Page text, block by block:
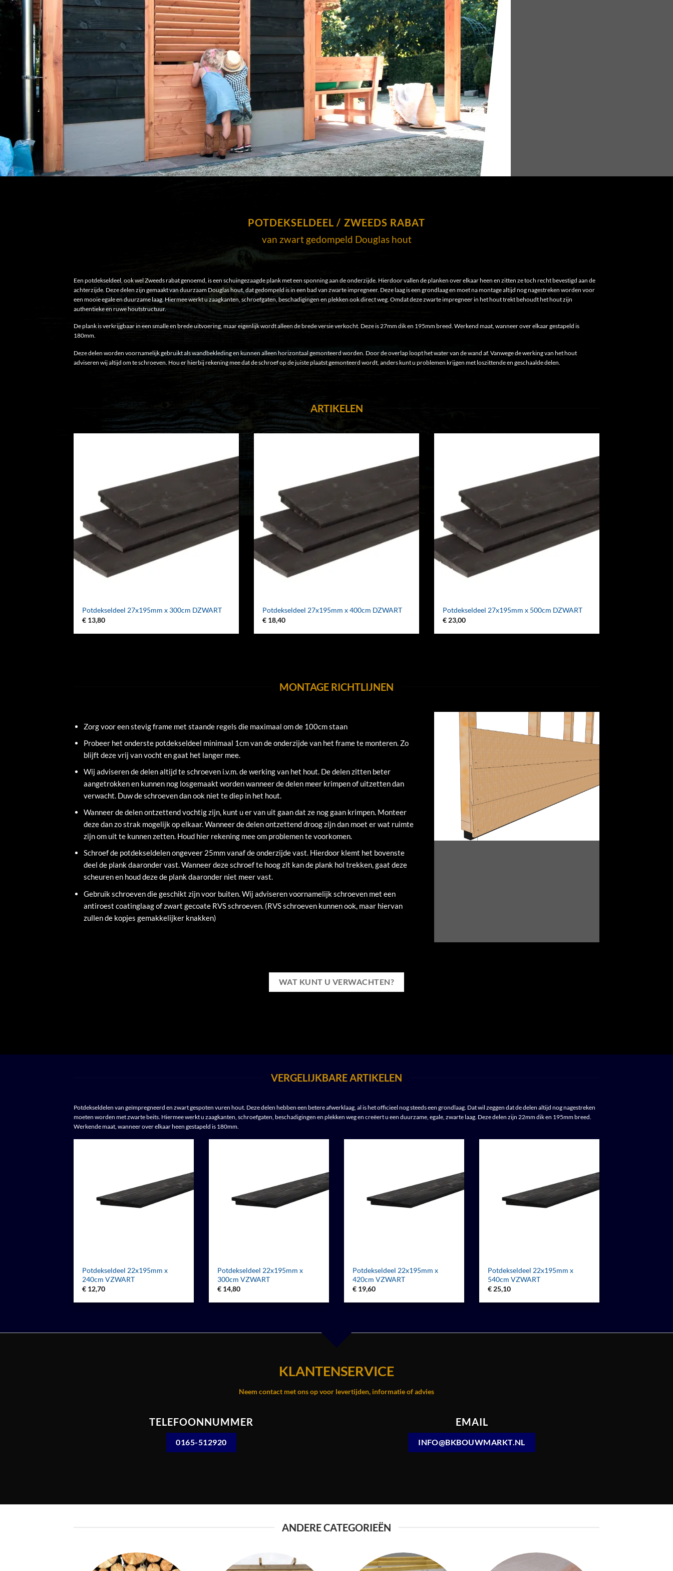
POTDEKSELDEEL / ZWEEDS RABAT
van zwart gedompeld Douglas hout
Een potdekseldeel, ook wel Zweeds rabat genoemd, is een schuingezaagde plank met een sponning aan de onderzijde. Hierdoor vallen de planken over elkaar heen en zitten ze toch recht bevestigd aan de
achterzijde. Deze delen zijn gemaakt van duurzaam Douglas hout, dat gedompeld is in een bad van zwarte impregneer. Deze laag is een grondlaag en moet na montage altijd nog nagestreken worden voor
een mooie egale en duurzame laag. Hiermee werkt u zaagkanten, schroefgaten, beschadigingen en plekken ook direct weg. Omdat deze zwarte impregneer in het hout trekt behoudt het hout zijn
authentieke en ruwe houtstructuur.
De plank is verkrijgbaar in een smalle en brede uitvoering, maar eigenlijk wordt alleen de brede versie verkocht. Deze is 27mm dik en 195mm breed. Werkend maat, wanneer over elkaar gestapeld is
180mm.
Deze delen worden voornamelijk gebruikt als wandbekleding en kunnen alleen horizontaal gemonteerd worden. Door de overlap loopt het water van de wand af. Vanwege de werking van het hout
adviseren wij altijd om te schroeven. Hou er hierbij rekening mee dat de schroef op de juiste plaatst gemonteerd wordt, anders kunt u problemen krijgen met loszittende en geschaalde delen.
ARTIKELEN
Potdekseldeel 27x195mm x 300cm DZWART
€ 13,80
Potdekseldeel 27x195mm x 400cm DZWART
€ 18,40
Potdekseldeel 27x195mm x 500cm DZWART
€ 23,00
MONTAGE RICHTLIJNEN
Zorg voor een stevig frame met staande regels die maximaal om de 100cm staan
Probeer het onderste potdekseldeel minimaal 1cm van de onderzijde van het frame te monteren. Zo
blijft deze vrij van vocht en gaat het langer mee.
Wij adviseren de delen altijd te schroeven i.v.m. de werking van het hout. De delen zitten beter
aangetrokken en kunnen nog losgemaakt worden wanneer de delen meer krimpen of uitzetten dan
verwacht. Duw de schroeven dan ook niet te diep in het hout.
Wanneer de delen ontzettend vochtig zijn, kunt u er van uit gaan dat ze nog gaan krimpen. Monteer
deze dan zo strak mogelijk op elkaar. Wanneer de delen ontzettend droog zijn dan moet er wat ruimte
zijn om uit te kunnen zetten. Houd hier rekening mee om problemen te voorkomen.
Schroef de potdekseldelen ongeveer 25mm vanaf de onderzijde vast. Hierdoor klemt het bovenste
deel de plank daaronder vast. Wanneer deze schroef te hoog zit kan de plank hol trekken, gaat deze
scheuren en houd deze de plank daaronder niet meer vast.
Gebruik schroeven die geschikt zijn voor buiten. Wij adviseren voornamelijk schroeven met een
antiroest coatinglaag of zwart gecoate RVS schroeven. (RVS schroeven kunnen ook, maar hiervan
zullen de kopjes gemakkelijker knakken)
WAT KUNT U VERWACHTEN?
VERGELIJKBARE ARTIKELEN
Potdekseldelen van geïmpregneerd en zwart gespoten vuren hout. Deze delen hebben een betere afwerklaag, al is het officieel nog steeds een grondlaag. Dat wil zeggen dat de delen altijd nog nagestreken
moeten worden met zwarte beits. Hiermee werkt u zaagkanten, schroefgaten, beschadigingen en plekken weg en creëert u een duurzame, egale, zwarte laag. Deze delen zijn 22mm dik en 195mm breed.
Werkende maat, wanneer over elkaar heen gestapeld is 180mm.
Potdekseldeel 22x195mm x
240cm VZWART
€ 12,70
Potdekseldeel 22x195mm x
300cm VZWART
€ 14,80
Potdekseldeel 22x195mm x
420cm VZWART
€ 19,60
Potdekseldeel 22x195mm x
540cm VZWART
€ 25,10
KLANTENSERVICE
Neem contact met ons op voor levertijden, informatie of advies
TELEFOONNUMMER
0165-512920
EMAIL
INFO@BKBOUWMARKT.NL
ANDERE CATEGORIEËN